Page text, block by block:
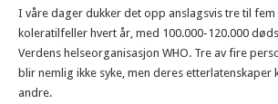
I våre dager dukker det opp anslagsvis tre til
koleratilfeller hvert år, med 100.000-120.000
Verdens helseorganisasjon WHO. Tre av fire
blir nemlig ikke syke, men deres etterlatenskaper
andre.